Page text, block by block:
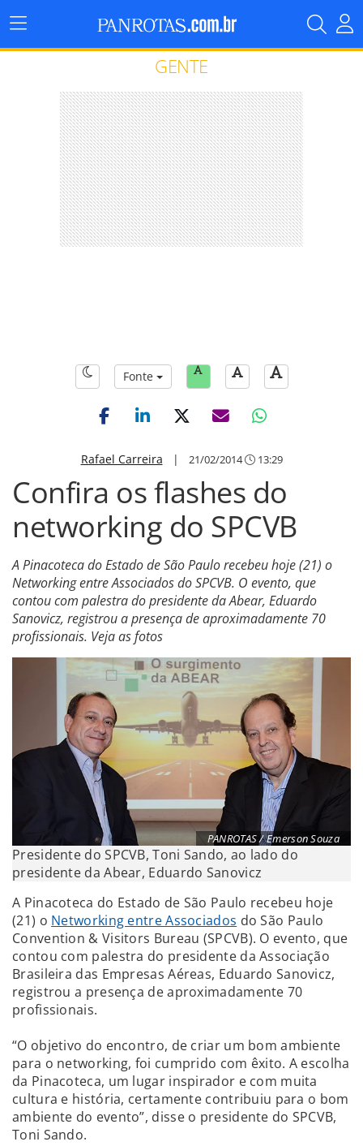
Menu
Principal
GENTE
Fonte
Rafael Carreira | 21/02/2014 13:29
Confira os flashes do
networking do SPCVB
A Pinacoteca do Estado de São Paulo recebeu hoje (21) o
Networking entre Associados do SPCVB. O evento, que
contou com palestra do presidente da Abear, Eduardo
Sanovicz, registrou a presença de aproximadamente 70
profissionais. Veja as fotos
PANROTAS / Emerson Souza
Presidente do SPCVB, Toni Sando, ao lado do
presidente da Abear, Eduardo Sanovicz
A Pinacoteca do Estado de São Paulo recebeu hoje
(21) o Networking entre Associados do São Paulo
Convention & Visitors Bureau (SPCVB). O evento, que
contou com palestra do presidente da Associação
Brasileira das Empresas Aéreas, Eduardo Sanovicz,
registrou a presença de aproximadamente 70
profissionais.
“O objetivo do encontro, de criar um bom ambiente
para o networking, foi cumprido com êxito. A escolha
da Pinacoteca, um lugar inspirador e com muita
cultura e história, certamente contribuiu para o bom
ambiente do evento”, disse o presidente do SPCVB,
Toni Sando.